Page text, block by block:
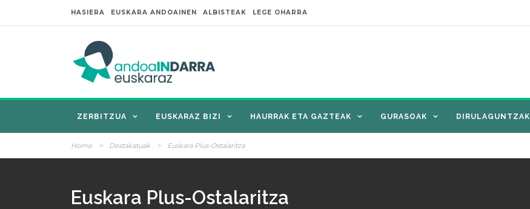
HASIERA EUSKARA ANDOAINEN ALBISTEAK LEGE OHARRA
ZERBITZUA EUSKARAZ BIZI HAURRAK ETA GAZTEAK GURASOAK DIRULAGUNTZAK
Home > Destakatuak > Euskara Plus-Ostalaritza
Euskara Plus-Ostalaritza